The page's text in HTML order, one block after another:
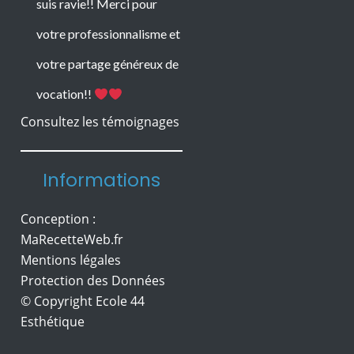
suis ravie!! Merci pour
votre professionnalisme et
votre partage généreux de
vocation!!
Consultez les témoignages
Informations
Conception :
MaRecetteWeb.fr
Mentions légales
Protection des Données
© Copyright Ecole 44
Esthétique